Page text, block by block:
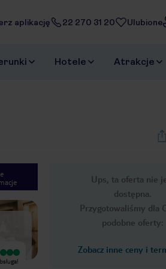
aplikację 22 270 31 20 Ulubione
Hotele Atrakcje
Ups, ta oferta nie
dostępna.
Przygotowaliśmy dla
podobne oferty:
Zobacz inne ceny i
Next slide
1/46